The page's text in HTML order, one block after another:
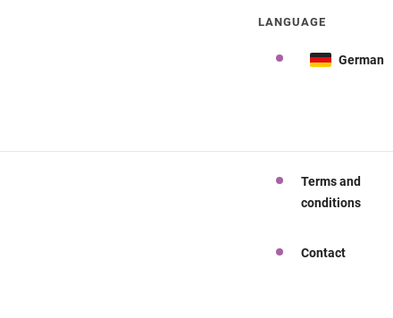
LANGUAGE
German
Terms and
conditions
Contact